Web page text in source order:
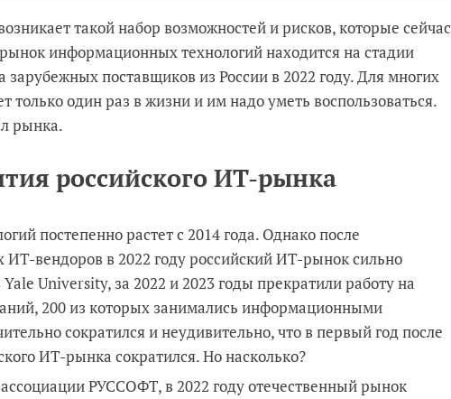
такой набор возможностей и рисков, которые сейчас
информационных технологий находится на стадии
зарубежных поставщиков из России в 2022 году. Для многих
один раз в жизни и им надо уметь воспользоваться.
рынка.
российского ИТ-рынка
постепенно растет с 2014 года. Однако после
ИТ-вендоров в 2022 году российский ИТ-рынок сильно
University, за 2022 и 2023 годы прекратили работу на
200 из которых занимались информационными
сократился и неудивительно, что в первый год после
ИТ-рынка сократился. Но насколько?
РУССОФТ, в 2022 году отечественный рынок